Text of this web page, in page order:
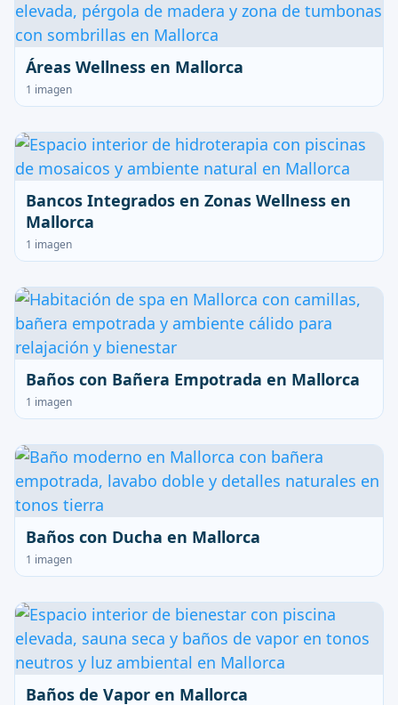
Áreas Wellness en Mallorca
1 imagen
Bancos Integrados en Zonas Wellness en
Mallorca
1 imagen
Baños con Bañera Empotrada en Mallorca
1 imagen
Baños con Ducha en Mallorca
1 imagen
Baños de Vapor en Mallorca